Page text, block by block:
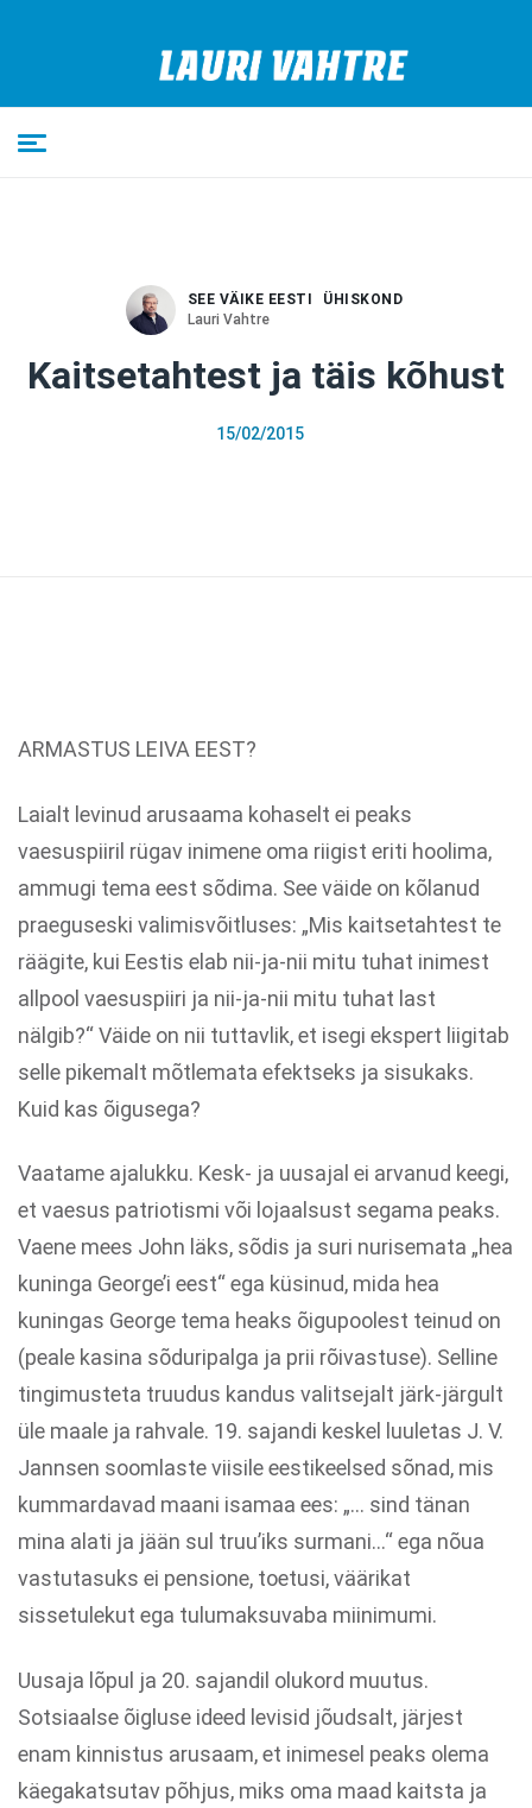
SEE VÄIKE EESTI
ÜHISKOND
Lauri Vahtre
Kaitsetahtest ja täis kõhust
15/02/2015
ARMASTUS LEIVA EEST?
Laialt levinud arusaama kohaselt ei peaks
vaesuspiiril rügav inimene oma riigist eriti hoolima,
ammugi tema eest sõdima. See väide on kõlanud
praeguseski valimisvõitluses: „Mis kaitsetahtest te
räägite, kui Eestis elab nii-ja-nii mitu tuhat inimest
allpool vaesuspiiri ja nii-ja-nii mitu tuhat last
nälgib?“ Väide on nii tuttavlik, et isegi ekspert liigitab
selle pikemalt mõtlemata efektseks ja sisukaks.
Kuid kas õigusega?
Vaatame ajalukku. Kesk- ja uusajal ei arvanud keegi,
et vaesus patriotismi või lojaalsust segama peaks.
Vaene mees John läks, sõdis ja suri nurisemata „hea
kuninga George’i eest“ ega küsinud, mida hea
kuningas George tema heaks õigupoolest teinud on
(peale kasina sõduripalga ja prii rõivastuse). Selline
tingimusteta truudus kandus valitsejalt järk-järgult
üle maale ja rahvale. 19. sajandi keskel luuletas J. V.
Jannsen soomlaste viisile eestikeelsed sõnad, mis
kummardavad maani isamaa ees: „… sind tänan
mina alati ja jään sul truu’iks surmani…“ ega nõua
vastutasuks ei pensione, toetusi, väärikat
sissetulekut ega tulumaksuvaba miinimumi.
Uusaja lõpul ja 20. sajandil olukord muutus.
Sotsiaalse õigluse ideed levisid jõudsalt, järjest
enam kinnistus arusaam, et inimesel peaks olema
käegakatsutav põhjus, miks oma maad kaitsta ja